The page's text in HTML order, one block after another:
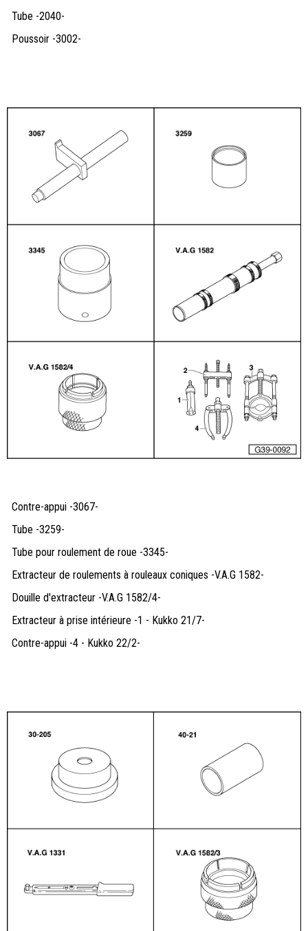
Tube -2040-
Poussoir -3002-
Contre-appui -3067-
Tube -3259-
Tube pour roulement de roue -3345-
Extracteur de roulements à rouleaux coniques -V.A.G 1582-
Douille d'extracteur -V.A.G 1582/4-
Extracteur à prise intérieure -1 - Kukko 21/7-
Contre-appui -4 - Kukko 22/2-